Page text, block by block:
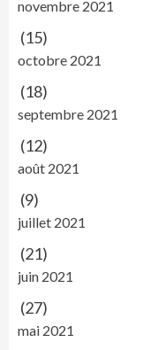
novembre 2021
(15)
octobre 2021
(18)
septembre 2021
(12)
août 2021
(9)
juillet 2021
(21)
juin 2021
(27)
mai 2021